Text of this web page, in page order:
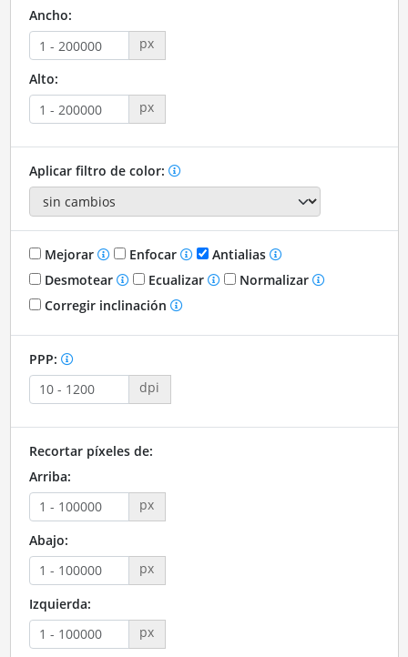
Ancho:
px
Alto:
px
Aplicar filtro de color:
Mejorar Enfocar
Antialias
Desmotear
Ecualizar
Normalizar
Corregir inclinación
PPP:
dpi
Recortar píxeles de:
Arriba:
px
Abajo:
px
Izquierda:
px